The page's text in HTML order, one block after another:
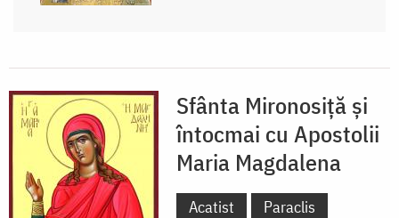
Sfânta Mironosiță și
întocmai cu Apostolii
Maria Magdalena
Acatist
Paraclis